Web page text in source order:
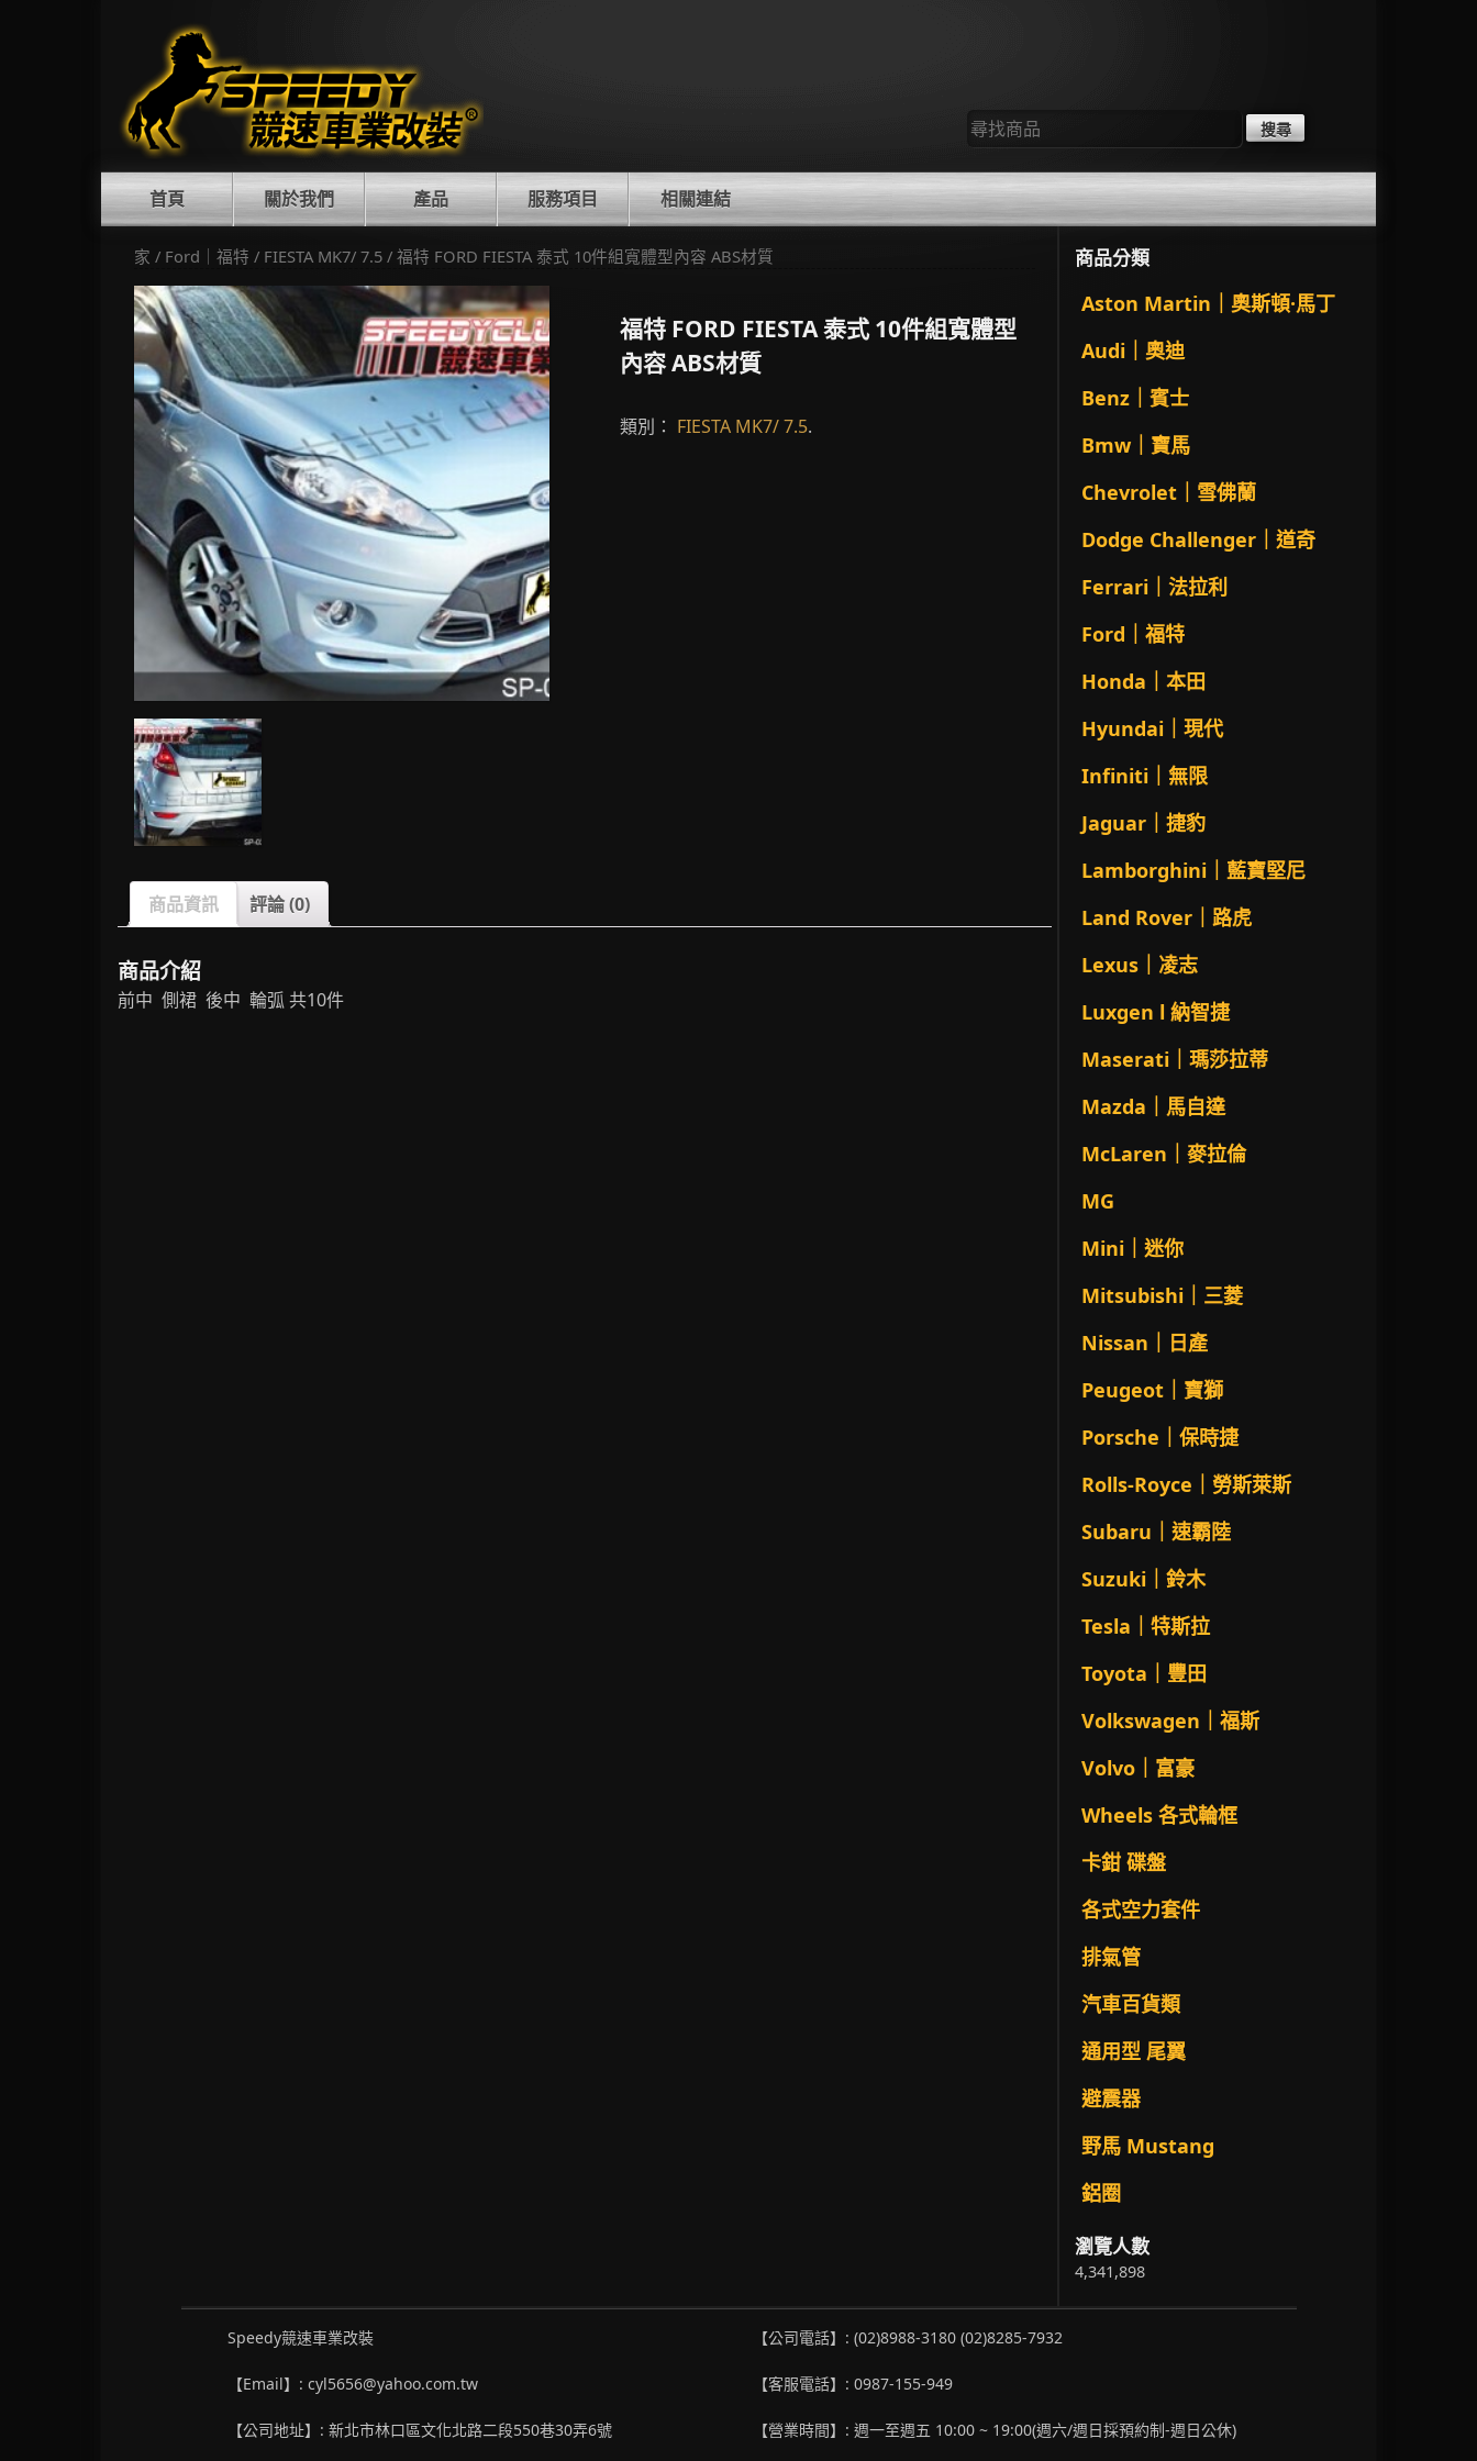
尋
找：
首頁 關於我們 產品 服務項目 相關連結
家 / Ford｜福特 / FIESTA MK7/ 7.5 / 福特 FORD FIESTA 泰式 10件組寬體型內容 ABS材質
福特 FORD FIESTA 泰式 10件組寬體型
內容 ABS材質
類別： FIESTA MK7/ 7.5.
商品資訊 評論 (0)
商品介紹
前中 側裙 後中 輪弧 共10件
商品分類
Aston Martin｜奧斯頓·馬丁
Audi｜奧迪
Benz｜賓士
Bmw｜寶馬
Chevrolet｜雪佛蘭
Dodge Challenger｜道奇
Ferrari｜法拉利
Ford｜福特
Honda｜本田
Hyundai｜現代
Infiniti｜無限
Jaguar｜捷豹
Lamborghini｜藍寶堅尼
Land Rover｜路虎
Lexus｜凌志
Luxgen l 納智捷
Maserati｜瑪莎拉蒂
Mazda｜馬自達
McLaren｜麥拉倫
MG
Mini｜迷你
Mitsubishi｜三菱
Nissan｜日產
Peugeot｜寶獅
Porsche｜保時捷
Rolls-Royce｜勞斯萊斯
Subaru｜速霸陸
Suzuki｜鈴木
Tesla｜特斯拉
Toyota｜豐田
Volkswagen｜福斯
Volvo｜富豪
Wheels 各式輪框
卡鉗 碟盤
各式空力套件
排氣管
汽車百貨類
通用型 尾翼
避震器
野馬 Mustang
鋁圈
瀏覽人數
4,341,898
Speedy競速車業改裝
【Email】: cyl5656@yahoo.com.tw
【公司地址】: 新北市林口區文化北路二段550巷30弄6號
【公司電話】: (02)8988-3180 (02)8285-7932
【客服電話】: 0987-155-949
【營業時間】: 週一至週五 10:00 ~ 19:00(週六/週日採預約制-週日公休)